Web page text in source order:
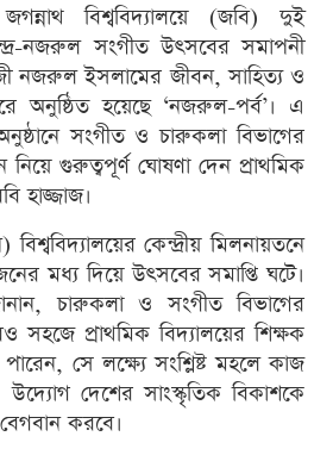
বিশ্ববিদ্যালয়ে (জবি) দুই
নজরুল সংগীত উৎসবের সমাপনী
নজরুল ইসলামের জীবন, সাহিত্য ও
অনুষ্ঠিত হয়েছে ‘নজরুল-পর্ব’। এ
সংগীত ও চারুকলা বিভাগের
নিয়ে গুরুত্বপূর্ণ ঘোষণা দেন প্রাথমিক
হাজ্জাজ।
কেন্দ্রীয় মিলনায়তনে
মধ্য দিয়ে উৎসবের সমাপ্তি ঘটে।
জানান, চারুকলা ও সংগীত বিভাগের
সহজে প্রাথমিক বিদ্যালয়ের শিক্ষক
সে লক্ষ্যে সংশ্লিষ্ট মহলে কাজ
দেশের সাংস্কৃতিক বিকাশকে
করবে।